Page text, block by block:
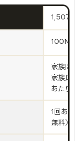
1,507
家族間
家族以
あたり
1回あ
無料）